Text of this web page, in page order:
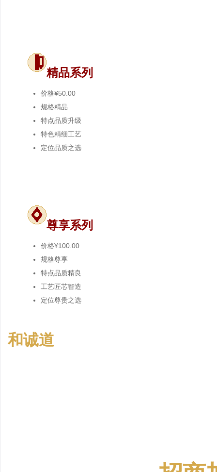
精品系列
价格¥50.00
规格精品
特点品质升级
特色精细工艺
定位品质之选
尊享系列
价格¥100.00
规格尊享
特点品质精良
工艺匠芯智造
定位尊贵之选
和诚道